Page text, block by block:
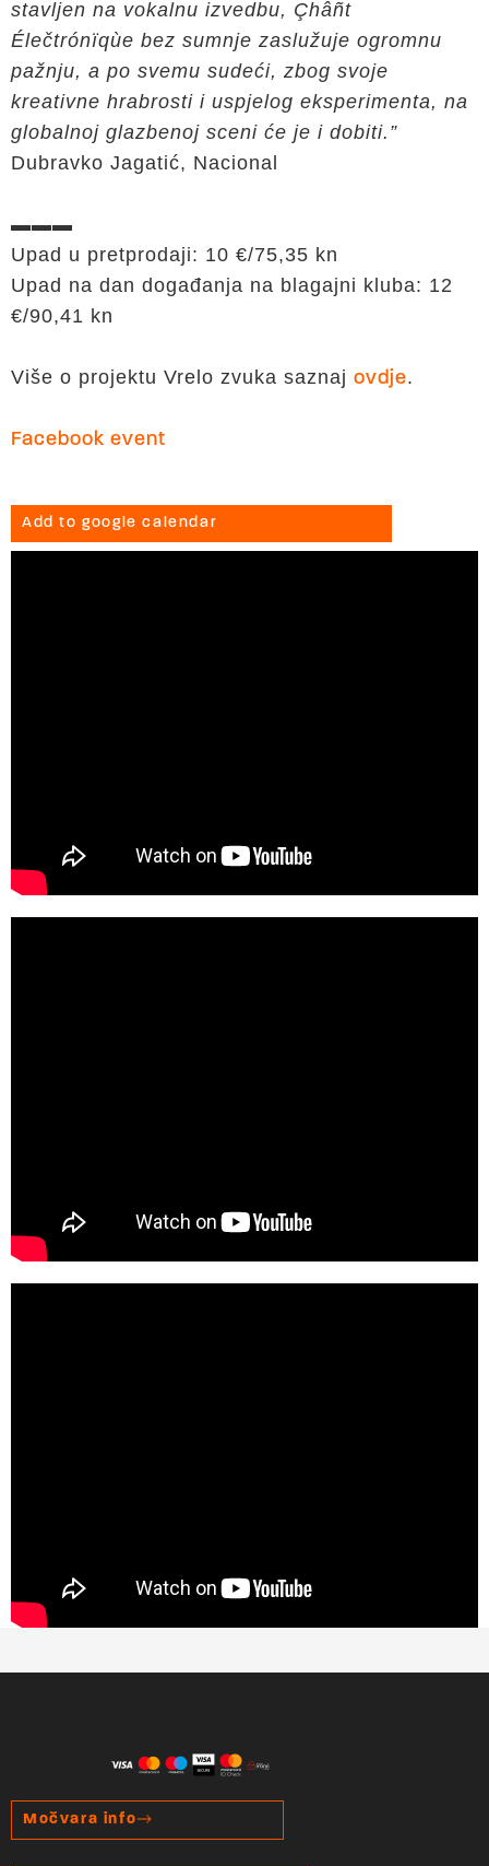
stavljen na vokalnu izvedbu, Çhâñt
Élečtrónïqùe bez sumnje zaslužuje ogromnu
pažnju, a po svemu sudeći, zbog svoje
kreativne hrabrosti i uspjelog eksperimenta, na
globalnoj glazbenoj sceni će je i dobiti.”
Dubravko Jagatić, Nacional
▬▬▬
Upad u pretprodaji: 10 €/75,35 kn
Upad na dan događanja na blagajni kluba: 12
€/90,41 kn
Više o projektu Vrelo zvuka saznaj ovdje.
Facebook event
Add to google calendar
Močvara info